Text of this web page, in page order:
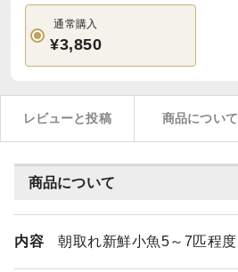
通常購入
¥3,850
レビューと投稿 商品について
商品について
内容 朝取れ新鮮小魚5～7匹程度